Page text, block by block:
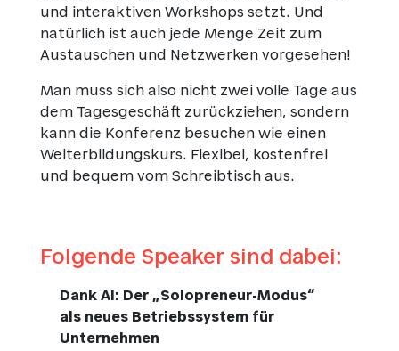
und interaktiven Workshops setzt. Und
natürlich ist auch jede Menge Zeit zum
Austauschen und Netzwerken vorgesehen!
Man muss sich also nicht zwei volle Tage aus
dem Tagesgeschäft zurückziehen, sondern
kann die Konferenz besuchen wie einen
Weiterbildungskurs. Flexibel, kostenfrei
und bequem vom Schreibtisch aus.
Folgende Speaker sind dabei:
Dank AI: Der „Solopreneur-Modus“
als neues Betriebssystem für
Unternehmen